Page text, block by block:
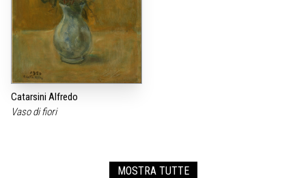
Catarsini Alfredo
Vaso di fiori
MOSTRA TUTTE